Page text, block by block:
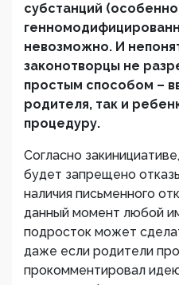
субстанций
невозможно. И
законотворцы не
простым способом –
родителя, так и
процедуру.
Согласно
будет запрещено
наличия письменного
данный момент любой
подросток может
даже если родители
прокомментировал